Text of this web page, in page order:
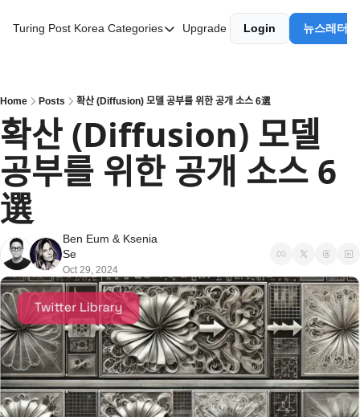
Turing Post Korea Categories
Categories
AI 에이전트
AI 101
AI Infra Unicorns
Community Twist
Global AI Affairs
Interviews with Innovators
Twitter Library
Upgrade Login 뉴스레터
Home Posts 확산 (Diffusion) 모델 공부를 위한 공개 소스 6選
확산 (Diffusion) 모델
공부를 위한 공개 소스 6
選
Ben Eum & Ksenia
Se
Oct 29, 2024